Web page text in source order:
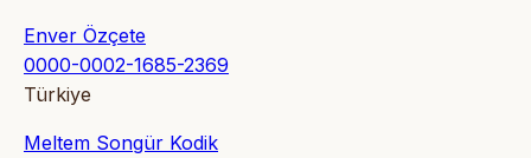
Enver Özçete
0000-0002-1685-2369
Türkiye
Meltem Songür Kodik